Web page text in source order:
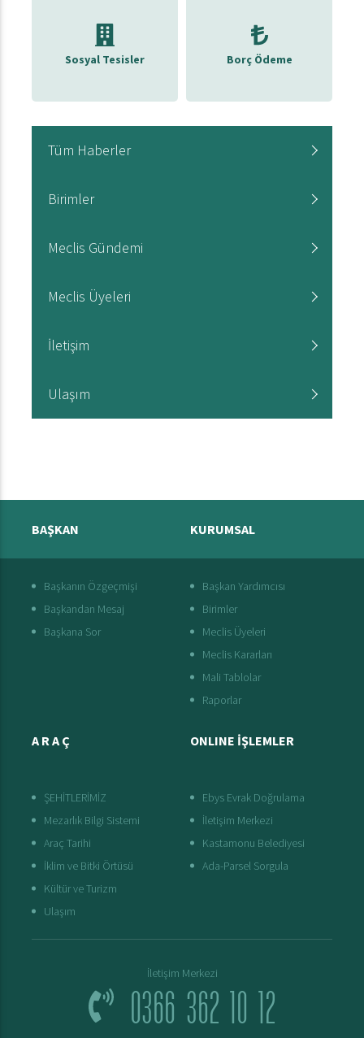
Sosyal Tesisler Borç Ödeme
Tüm Haberler
Birimler
Meclis Gündemi
Meclis Üyeleri
İletişim
Ulaşım
BAŞKAN
Başkanın Özgeçmişi
Başkandan Mesaj
Başkana Sor
KURUMSAL
Başkan Yardımcısı
Birimler
Meclis Üyeleri
Meclis Kararları
Mali Tablolar
Raporlar
A R A Ç
ŞEHİTLERİMİZ
Mezarlık Bilgi Sistemi
Araç Tarihi
İklim ve Bitki Örtüsü
Kültür ve Turizm
Ulaşım
ONLINE İŞLEMLER
Ebys Evrak Doğrulama
İletişim Merkezi
Kastamonu Belediyesi
Ada-Parsel Sorgula
İletişim Merkezi
0366 362 10 12